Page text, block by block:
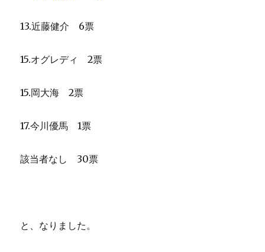
13.近藤健介 6票
15.オグレディ 2票
15.岡大海 2票
17.今川優馬 1票
該当者なし 30票
と、なりました。